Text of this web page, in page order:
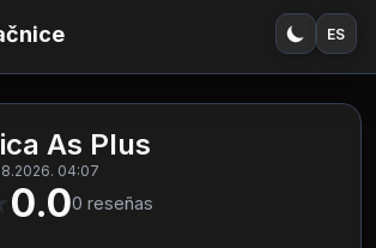
ES
As Plus
04:07
0.00 reseñas